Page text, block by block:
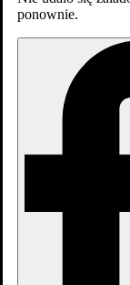
Skocz do wybranego
ponownie.